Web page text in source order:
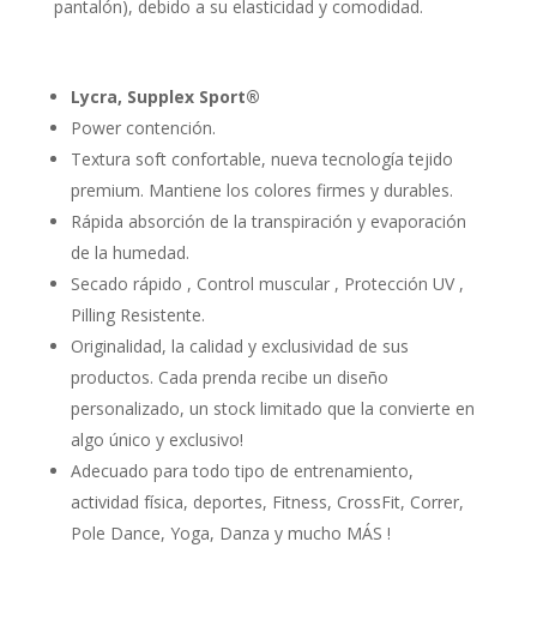
pantalón), debido a su elasticidad y comodidad.
Lycra, Supplex Sport®
Power contención.
Textura soft confortable, nueva tecnología tejido
premium. Mantiene los colores firmes y durables.
Rápida absorción de la transpiración y evaporación
de la humedad.
Secado rápido , Control muscular , Protección UV ,
Pilling Resistente.
Originalidad, la calidad y exclusividad de sus
productos. Cada prenda recibe un diseño
personalizado, un stock limitado que la convierte en
algo único y exclusivo!
Adecuado para todo tipo de entrenamiento,
actividad física, deportes, Fitness, CrossFit, Correr,
Pole Dance, Yoga, Danza y mucho MÁS !